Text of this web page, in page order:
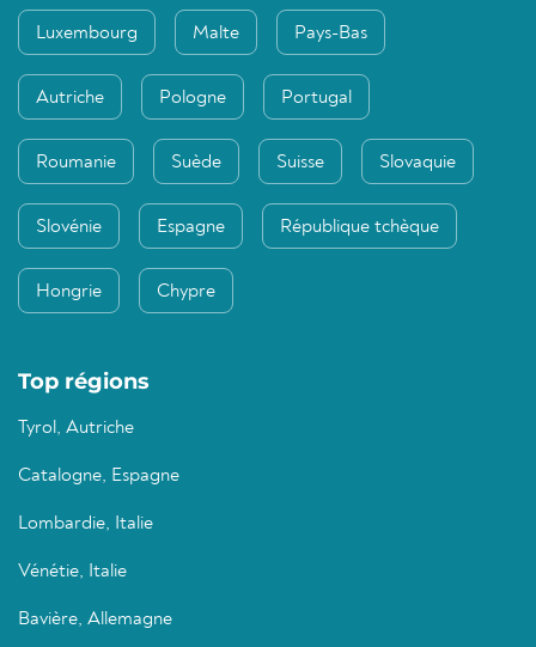
Luxembourg Malte Pays-Bas
Autriche Pologne Portugal
Roumanie Suède Suisse Slovaquie
Slovénie Espagne République tchèque
Hongrie Chypre
Top régions
Tyrol, Autriche
Catalogne, Espagne
Lombardie, Italie
Vénétie, Italie
Bavière, Allemagne